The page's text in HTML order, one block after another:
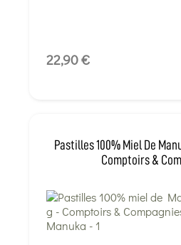
22,90 €
Pastilles 100% Miel De
Comptoirs &